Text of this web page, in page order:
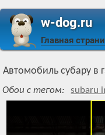
w-dog.ru
Главная
Автомобиль субару в
Обои с тегом: subaru